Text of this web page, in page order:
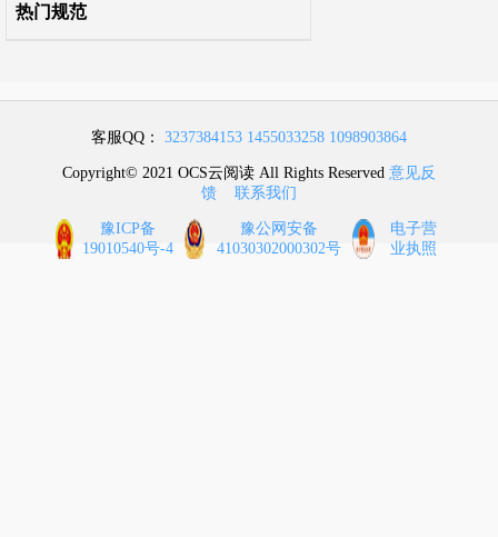
热门规范
客服QQ： 3237384153 1455033258 1098903864
Copyright© 2021 OCS云阅读 All Rights Reserved 意见反
馈
联系我们
豫ICP备
19010540号-4
豫公网安备
41030302000302号
电子营
业执照